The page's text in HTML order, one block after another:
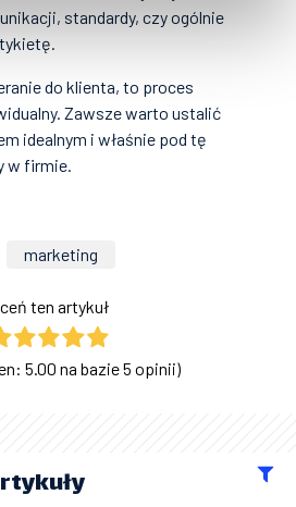
standardy, czy ogólnie
do klienta, to proces
Zawsze warto ustalić
idealnym i właśnie pod tę
w firmie.
marketing
ten artykuł
5.00 na bazie 5 opinii)